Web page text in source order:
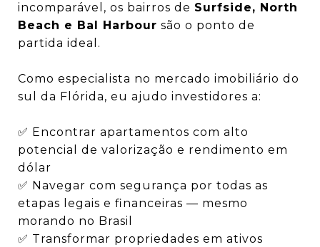
incomparável, os bairros de Surfside, North
Beach e Bal Harbour são o ponto de
partida ideal.
Como especialista no mercado imobiliário do
sul da Flórida, eu ajudo investidores a:
✅ Encontrar apartamentos com alto
potencial de valorização e rendimento em
dólar
✅ Navegar com segurança por todas as
etapas legais e financeiras — mesmo
morando no Brasil
✅ Transformar propriedades em ativos